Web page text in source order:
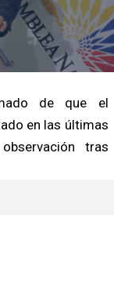
de que el
en las últimas
tras